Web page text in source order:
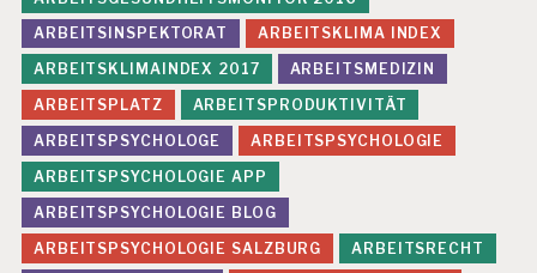
R
B
E
L
A
S
T
U
N
G
E
N
ARBEITSINSPEKTORAT
ARBEITSKLIMA INDEX
ARBEITSKLIMAINDEX 2017
ARBEITSMEDIZIN
ARBEITSPLATZ
ARBEITSPRODUKTIVITÄT
ARBEITSPSYCHOLOGE
ARBEITSPSYCHOLOGIE
ARBEITSPSYCHOLOGIE APP
ARBEITSPSYCHOLOGIE BLOG
ARBEITSPSYCHOLOGIE SALZBURG
ARBEITSRECHT